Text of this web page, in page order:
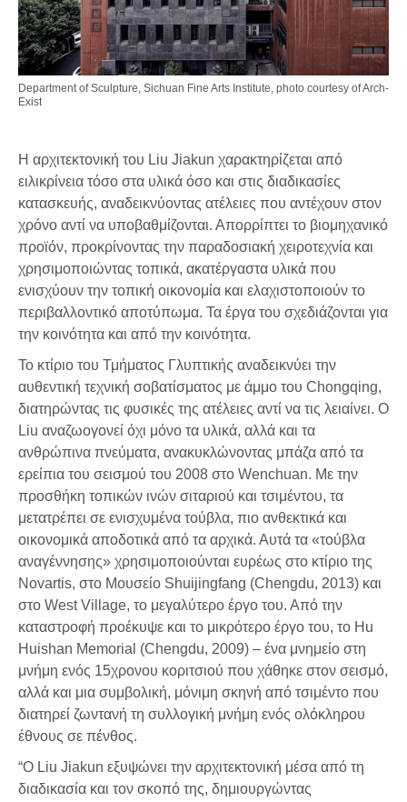
Department of Sculpture, Sichuan Fine Arts Institute, photo courtesy of Arch-
Exist
Η αρχιτεκτονική του Liu Jiakun χαρακτηρίζεται από
ειλικρίνεια τόσο στα υλικά όσο και στις διαδικασίες
κατασκευής, αναδεικνύοντας ατέλειες που αντέχουν στον
χρόνο αντί να υποβαθμίζονται. Απορρίπτει το βιομηχανικό
προϊόν, προκρίνοντας την παραδοσιακή χειροτεχνία και
χρησιμοποιώντας τοπικά, ακατέργαστα υλικά που
ενισχύουν την τοπική οικονομία και ελαχιστοποιούν το
περιβαλλοντικό αποτύπωμα. Τα έργα του σχεδιάζονται για
την κοινότητα και από την κοινότητα.
Το κτίριο του Τμήματος Γλυπτικής αναδεικνύει την
αυθεντική τεχνική σοβατίσματος με άμμο του Chongqing,
διατηρώντας τις φυσικές της ατέλειες αντί να τις λειαίνει. Ο
Liu αναζωογονεί όχι μόνο τα υλικά, αλλά και τα
ανθρώπινα πνεύματα, ανακυκλώνοντας μπάζα από τα
ερείπια του σεισμού του 2008 στο Wenchuan. Με την
προσθήκη τοπικών ινών σιταριού και τσιμέντου, τα
μετατρέπει σε ενισχυμένα τούβλα, πιο ανθεκτικά και
οικονομικά αποδοτικά από τα αρχικά. Αυτά τα «τούβλα
αναγέννησης» χρησιμοποιούνται ευρέως στο κτίριο της
Novartis, στο Μουσείο Shuijingfang (Chengdu, 2013) και
στο West Village, το μεγαλύτερο έργο του. Από την
καταστροφή προέκυψε και το μικρότερο έργο του, το Hu
Huishan Memorial (Chengdu, 2009) – ένα μνημείο στη
μνήμη ενός 15χρονου κοριτσιού που χάθηκε στον σεισμό,
αλλά και μια συμβολική, μόνιμη σκηνή από τσιμέντο που
διατηρεί ζωντανή τη συλλογική μνήμη ενός ολόκληρου
έθνους σε πένθος.
“Ο Liu Jiakun εξυψώνει την αρχιτεκτονική μέσα από τη
διαδικασία και τον σκοπό της, δημιουργώντας